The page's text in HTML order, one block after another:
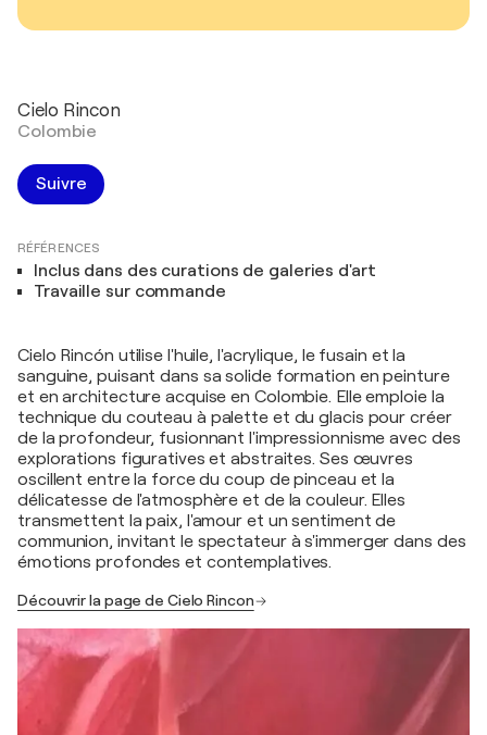
Cielo Rincon
Colombie
Suivre
RÉFÉRENCES
Inclus dans des curations de galeries d'art
Travaille sur commande
Cielo Rincón utilise l'huile, l'acrylique, le fusain et la
sanguine, puisant dans sa solide formation en peinture
et en architecture acquise en Colombie. Elle emploie la
technique du couteau à palette et du glacis pour créer
de la profondeur, fusionnant l'impressionnisme avec des
explorations figuratives et abstraites. Ses œuvres
oscillent entre la force du coup de pinceau et la
délicatesse de l'atmosphère et de la couleur. Elles
transmettent la paix, l'amour et un sentiment de
communion, invitant le spectateur à s'immerger dans des
émotions profondes et contemplatives.
Découvrir la page de Cielo Rincon